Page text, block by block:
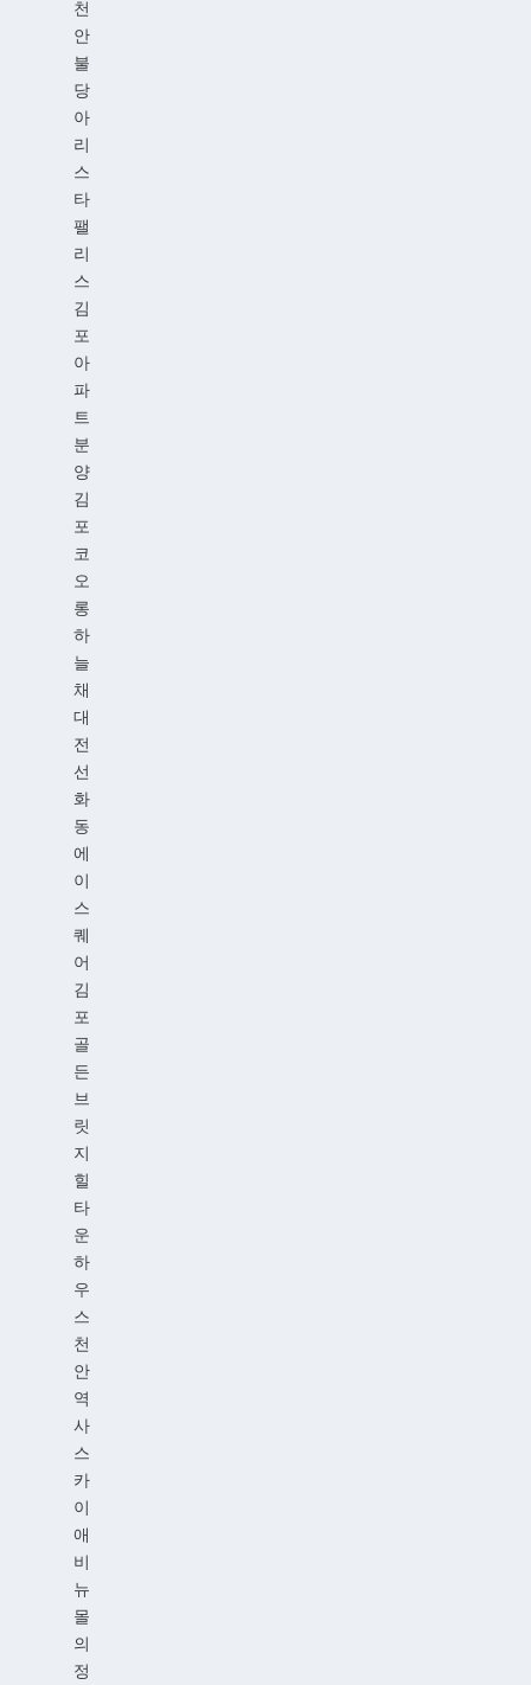
천
안
불
당
아
리
스
타
팰
리
스
김
포
아
파
트
분
양
김
포
코
오
롱
하
늘
채
대
전
선
화
동
에
이
스
퀘
어
김
포
골
든
브
릿
지
힐
타
운
하
우
스
천
안
역
사
스
카
이
애
비
뉴
몰
의
정